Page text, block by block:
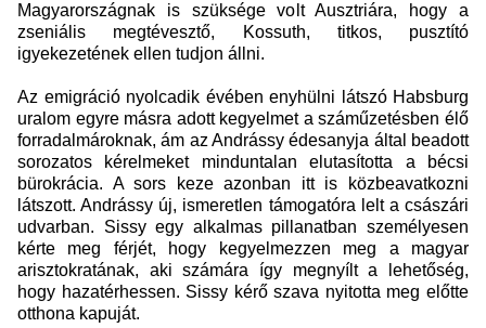
Magyarországnak is szüksége volt Ausztriára, hogy a
zseniális megtévesztő, Kossuth, titkos, pusztító
igyekezetének ellen tudjon állni.
Az emigráció nyolcadik évében enyhülni látszó Habsburg
uralom egyre másra adott kegyelmet a száműzetésben élő
forradalmároknak, ám az Andrássy édesanyja által beadott
sorozatos kérelmeket minduntalan elutasította a bécsi
bürokrácia. A sors keze azonban itt is közbeavatkozni
látszott. Andrássy új, ismeretlen támogatóra lelt a császári
udvarban. Sissy egy alkalmas pillanatban személyesen
kérte meg férjét, hogy kegyelmezzen meg a magyar
arisztokratának, aki számára így megnyílt a lehetőség,
hogy hazatérhessen. Sissy kérő szava nyitotta meg előtte
otthona kapuját.